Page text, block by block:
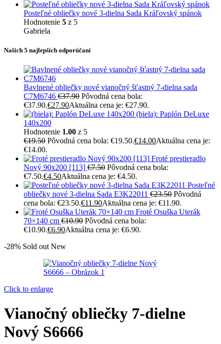
Posteľné obliečky nové 3-dielna Sada Kráľovský spánok
Hodnotenie 5 z 5
Gabriela
Našich 5 najlepších odporúčaní
Bavlnené obliečky nové vianočný šťastný 7-dielna sada
C7M6746 €37.90 Pôvodná cena bola:
€37.90.€27.90Aktuálna cena je: €27.90.
(biela): Paplón DeLuxe
140x200
Hodnotenie 1.00 z 5
€19.50 Pôvodná cena bola: €19.50.€14.00Aktuálna cena je:
€14.00.
Froté prestieradlo
Nový 90x200 [113] €7.50 Pôvodná cena bola:
€7.50.€4.50Aktuálna cena je: €4.50.
Posteľné
obliečky nové 3-dielna Sada E3K22011 €23.50 Pôvodná
cena bola: €23.50.€11.90Aktuálna cena je: €11.90.
Froté Osuška Uterák
70×140 cm €10.90 Pôvodná cena bola:
€10.90.€6.90Aktuálna cena je: €6.90.
-28% Sold out New
Click to enlarge
Vianočný obliečky 7-dielne
Nový S6666